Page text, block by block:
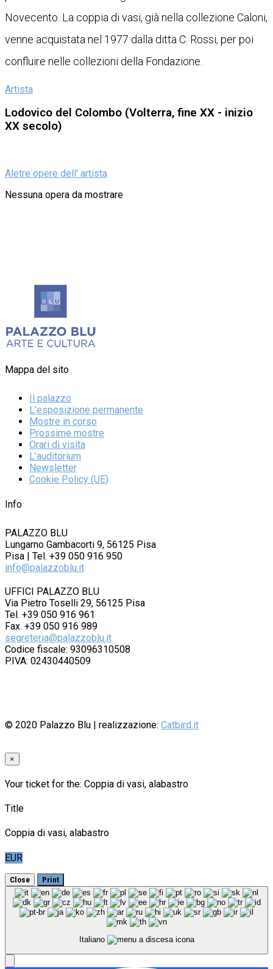
Novecento. La coppia di vasi, già nella collezione Caloni,
venne acquistata nel 1977 dalla ditta C. Rossi, per poi
confluire nelle collezioni della Fondazione.
Artista
Lodovico del Colombo (Volterra, fine XX - inizio
XX secolo)
Aletre opere dell' artista
Nessuna opera da mostrare
Mappa del sito
Il palazzo
L’esposizione permanente
Mostre in corso
Prossime mostre
Orari di visita
L’auditorium
Newsletter
Cookie Policy (UE)
Info
PALAZZO BLU
Lungarno Gambacorti 9, 56125 Pisa
Pisa | Tel. +39 050 916 950
info@palazzoblu.it
UFFICI PALAZZO BLU
Via Pietro Toselli 29, 56125 Pisa
Tel. +39 050 916 961
Fax. +39 050 916 989
segreteria@palazzoblu.it
Codice fiscale: 93096310508
P.IVA: 02430440509
© 2020 Palazzo Blu | realizzazione: Catbird.it
×
Your ticket for the: Coppia di vasi, alabastro
Title
Coppia di vasi, alabastro
EUR
Close Print
Italiano